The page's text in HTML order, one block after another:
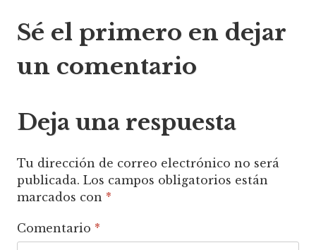
de
Sé el primero en dejar
un comentario
Deja una respuesta
Tu dirección de correo electrónico no será
publicada. Los campos obligatorios están
marcados con *
Comentario *